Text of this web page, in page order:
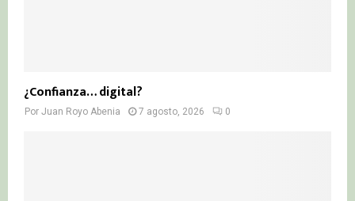
¿Confianza… digital?
Por Juan Royo Abenia 7 agosto, 2026 0